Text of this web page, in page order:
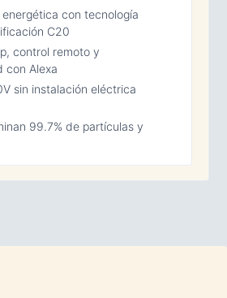
con tecnología
C20
control remoto y
con Alexa
sin instalación eléctrica
99.7% de partículas y